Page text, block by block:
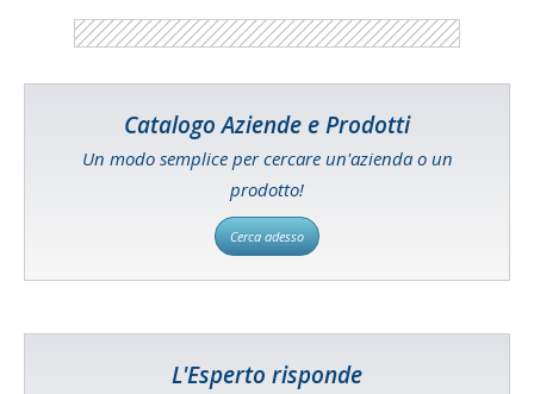
Catalogo Aziende e Prodotti
Un modo semplice per cercare un'azienda o un
prodotto!
Cerca adesso
L'Esperto risponde